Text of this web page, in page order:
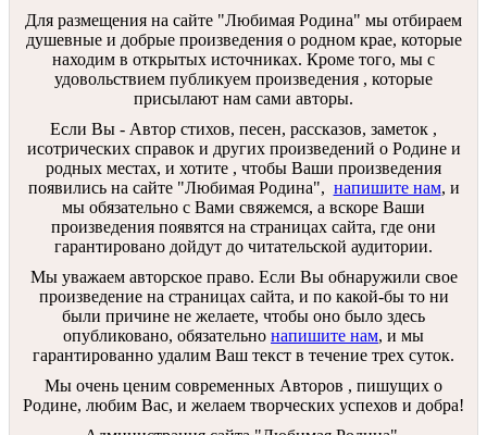
Для размещения на сайте "Любимая Родина" мы отбираем
душевные и добрые произведения о родном крае, которые
находим в открытых источниках. Кроме того, мы с
удовольствием публикуем произведения , которые
присылают нам сами авторы.
Если Вы - Автор стихов, песен, рассказов, заметок ,
исотрических справок и других произведений о Родине и
родных местах, и хотите , чтобы Ваши произведения
появились на сайте "Любимая Родина", напишите нам, и
мы обязательно с Вами свяжемся, а вскоре Ваши
произведения появятся на страницах сайта, где они
гарантировано дойдут до читательской аудитории.
Мы уважаем авторское право. Если Вы обнаружили свое
произведение на страницах сайта, и по какой-бы то ни
были причине не желаете, чтобы оно было здесь
опубликовано, обязательно напишите нам, и мы
гарантированно удалим Ваш текст в течение трех суток.
Мы очень ценим современных Авторов , пишущих о
Родине, любим Вас, и желаем творческих успехов и добра!